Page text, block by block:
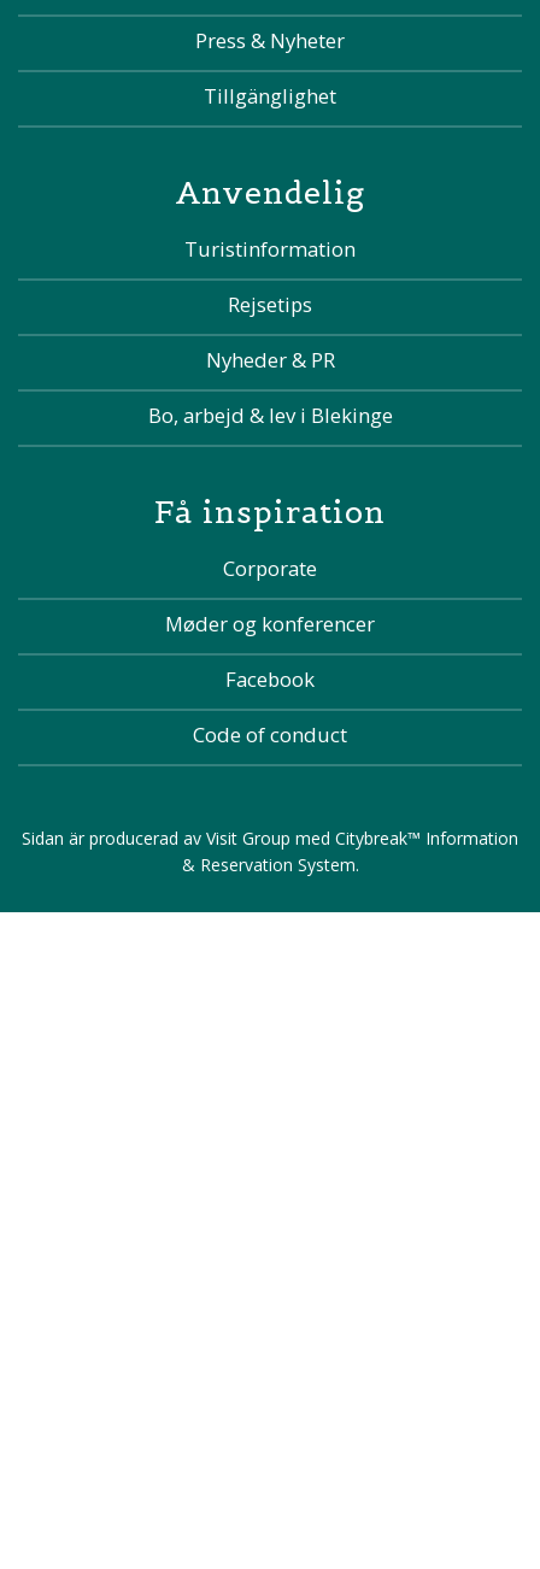
Press & Nyheter
Tillgänglighet
Anvendelig
Turistinformation
Rejsetips
Nyheder & PR
Bo, arbejd & lev i Blekinge
Få inspiration
Corporate
Møder og konferencer
Facebook
Code of conduct
Sidan är producerad av Visit Group med Citybreak™ Information
& Reservation System.